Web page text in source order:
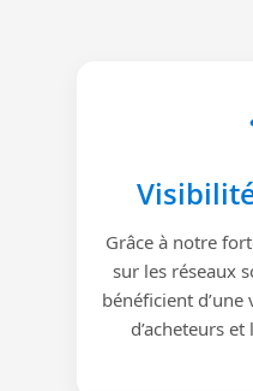
Grâce à notre
sur les réseaux
bénéficient
d’acheteurs